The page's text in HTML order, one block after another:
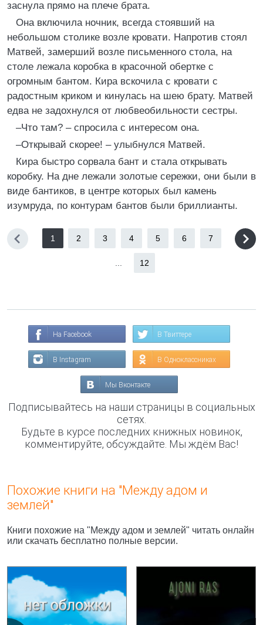
заснула прямо на плече брата.
Она включила ночник, всегда стоявший на
небольшом столике возле кровати. Напротив стоял
Матвей, замерший возле письменного стола, на
столе лежала коробка в красочной обертке с
огромным бантом. Кира вскочила с кровати с
радостным криком и кинулась на шею брату. Матвей
едва не задохнулся от любвеобильности сестры.
–Что там? – спросила с интересом она.
–Открывай скорее! – улыбнулся Матвей.
Кира быстро сорвала бант и стала открывать
коробку. На дне лежали золотые сережки, они были в
виде бантиков, в центре которых был камень
изумруда, по контурам бантов были бриллианты.
1 2 3 4 5 6 7
12
На Facebook В Твиттере
В Instagram В Одноклассниках
Мы Вконтакте
Подписывайтесь на наши страницы в социальных
сетях.
Будьте в курсе последних книжных новинок,
комментируйте, обсуждайте. Мы ждём Вас!
Похожие книги на "Между адом и
землей"
Книги похожие на "Между адом и землей" читать онлайн
или скачать бесплатно полные версии.